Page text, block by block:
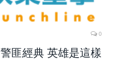
0
匪經典 英雄是這樣